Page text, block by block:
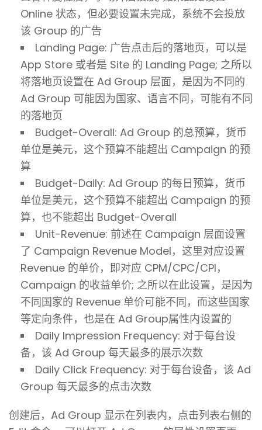
Online 状态，但必要设置未完成，系统不会投放
该 Group 的广告
Landing Page: 广告点击后的落地页，可以是
App Store 或者是 Site 的 Landing Page; 之所以
将落地页设置在 Ad Group 层面，是因为不同的
Ad Group 可能因为国家、语言不同，可能有不同
的落地页
Budget-Overall: Ad Group 的总预算，货币
单位是美元，这个预算不能超出 Campaign 的预
算
Budget-Daily: Ad Group 的每日预算，货币
单位是美元，这个预算不能超出 Campaign 的预
算，也不能超出 Budget-Overall
Unit-Revenue: 前述在 Campaign 层面设置
了 Campaign Revenue Model，这里对应设置
Revenue 的单价，即对应 CPM/CPC/CPI，
Campaign 的收益单价; 之所以在此设置，是因为
不同国家的 Revenue 单价可能不同，而这些国家
等定向条件，也是在 Ad Group属性内设置的
Daily Impression Frequency: 对于每台设
备，该 Ad Group 每天最多的展示次数
Daily Click Frequency: 对于每台设备，该 Ad
Group 每天最多的点击次数
创建后，Ad Group 显示在列表内，点击列表右侧的